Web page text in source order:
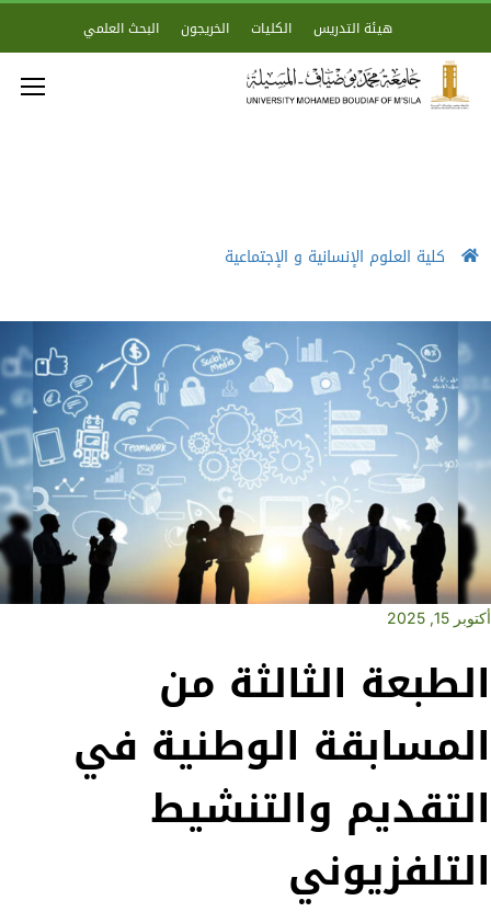
هيئة التدريس الكليات الخريجون البحث العلمي
كلية العلوم الإنسانية و الإجتماعية
أكتوبر 15, 2025
الطبعة الثالثة من
المسابقة الوطنية في
التقديم والتنشيط
التلفزيوني